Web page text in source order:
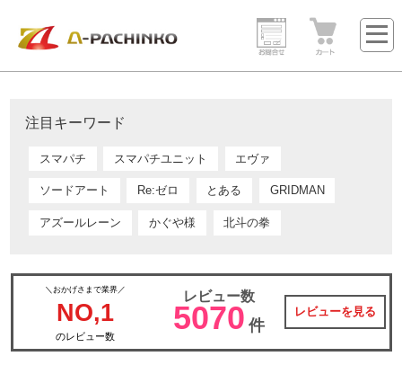
注目キーワード
スマパチ スマパチユニット エヴァ
ソードアート Re:ゼロ とある GRIDMAN
アズールレーン かぐや様 北斗の拳
＼おかげさまで業界／
NO,1
のレビュー数
レビュー数
5070 件
レビューを見る